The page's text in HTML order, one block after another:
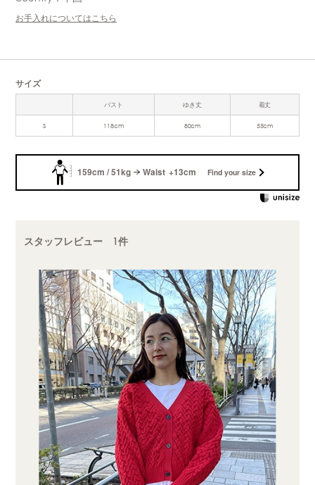
お手入れについてはこちら
サイズ
バスト ゆき丈 着丈
S 118cm 80cm 55cm
159cm / 51kg Waist +13cm Find your size
スタッフレビュー 1件